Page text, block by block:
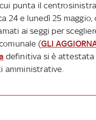
cui punta il
24 e lunedì 25
ai seggi per
(GLI
definitiva si è attestata
amministrative.